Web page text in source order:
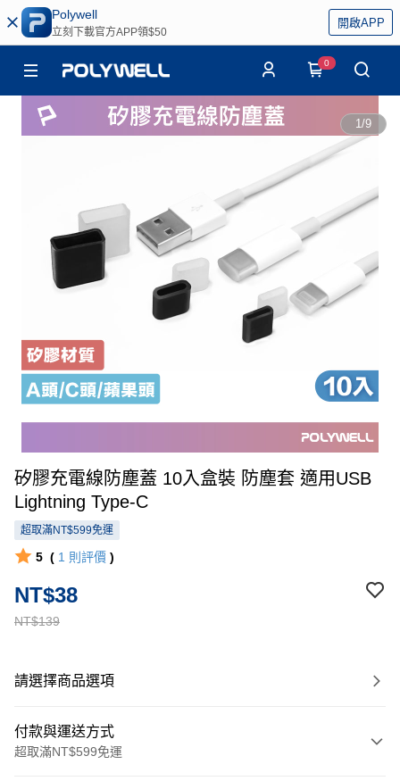
Polywell
立刻下載官方APP領$50
開啟APP
0
1/9
矽膠充電線防塵蓋 10入盒裝 防塵套 適用USB
Lightning Type-C
超取滿NT$599免運
5 ( 1 則評價 )
NT$139
NT$38
請選擇商品選項
付款與運送方式
超取滿NT$599免運